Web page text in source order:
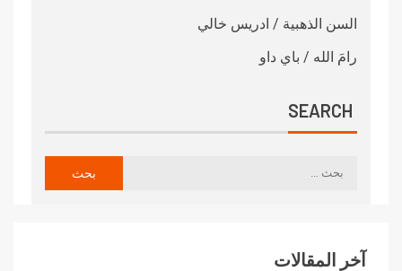
السن الذهبية / ادريس خالي
رامَ الله / باي داو
SEARCH
آخر المقالات